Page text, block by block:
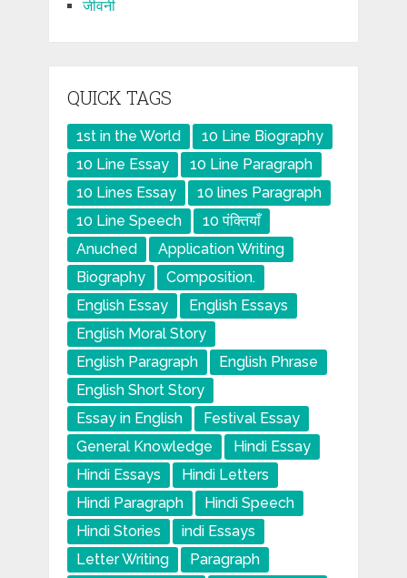
जीवनी
QUICK TAGS
1st in the World
10 Line Biography
10 Line Essay
10 Line Paragraph
10 Lines Essay
10 lines Paragraph
10 Line Speech
10 पंक्तियाँ
Anuched
Application Writing
Biography
Composition.
English Essay
English Essays
English Moral Story
English Paragraph
English Phrase
English Short Story
Essay in English
Festival Essay
General Knowledge
Hindi Essay
Hindi Essays
Hindi Letters
Hindi Paragraph
Hindi Speech
Hindi Stories
indi Essays
Letter Writing
Paragraph